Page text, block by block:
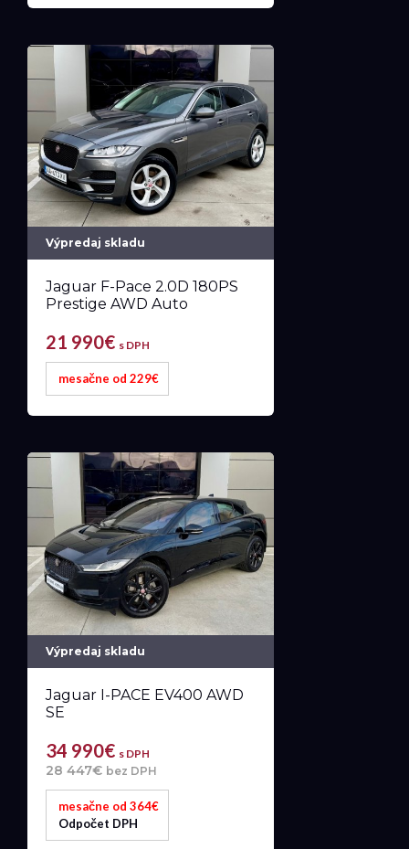
Výpredaj skladu
Jaguar F-Pace 2.0D 180PS
Prestige AWD Auto
21 990€ s DPH
mesačne od 229€
Výpredaj skladu
Jaguar I-PACE EV400 AWD
SE
34 990€ s DPH
28 447€ bez DPH
mesačne od 364€
Odpočet DPH